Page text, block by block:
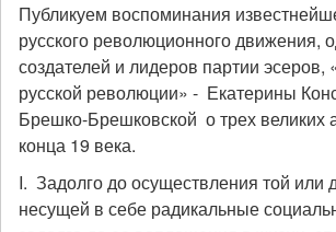
Публикуем воспоминания
русского революционного движения,
создателей и лидеров партии эсеров,
русской революции» - Екатерины
Брешко-Брешковской о трех великих
конца 19 века.
I. Задолго до осуществления той или
несущей в себе радикальные